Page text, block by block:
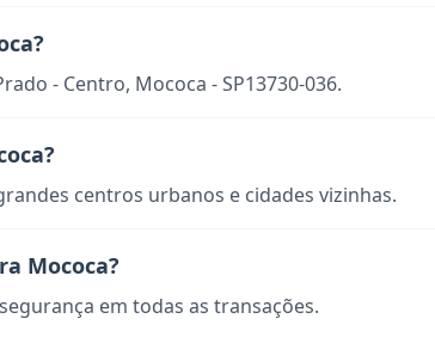
- Centro, Mococa - SP13730-036.
centros urbanos e cidades vizinhas.
Mococa?
em todas as transações.